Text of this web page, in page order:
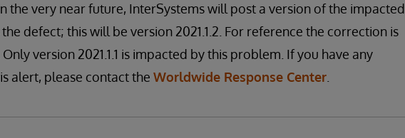
the very near future, InterSystems will post a version of the impacted
defect; this will be version 2021.1.2. For reference the correction is
version 2021.1.1 is impacted by this problem. If you have any
alert, please contact the Worldwide Response Center